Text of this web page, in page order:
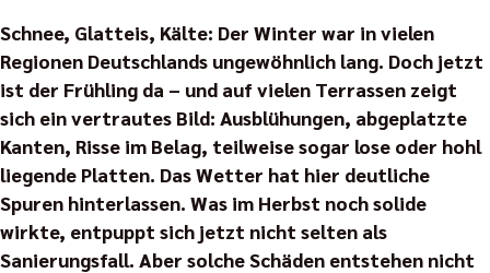
Schnee, Glatteis, Kälte: Der Winter war in vielen
Regionen Deutschlands ungewöhnlich lang. Doch jetzt
ist der Frühling da – und auf vielen Terrassen zeigt
sich ein vertrautes Bild: Ausblühungen, abgeplatzte
Kanten, Risse im Belag, teilweise sogar lose oder hohl
liegende Platten. Das Wetter hat hier deutliche
Spuren hinterlassen. Was im Herbst noch solide
wirkte, entpuppt sich jetzt nicht selten als
Sanierungsfall. Aber solche Schäden entstehen nicht